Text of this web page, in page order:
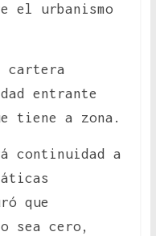
el urbanismo
cartera
entrante
tiene a zona.
continuidad a
que
sea cero,